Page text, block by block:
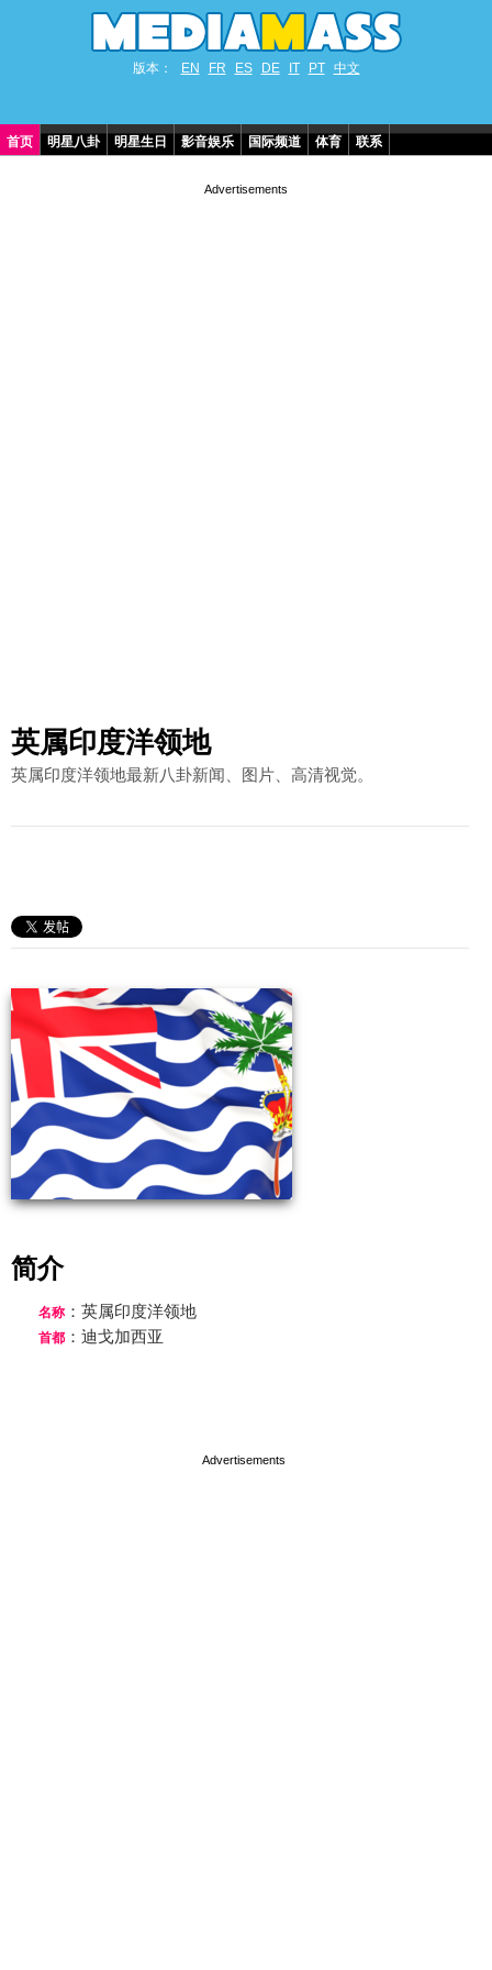
版本： EN FR ES DE IT PT 中文
首页 明星八卦 明星生日 影音娱乐 国际频道 体育 联系
英属印度洋领地
英属印度洋领地最新八卦新闻、图片、高清视觉。
简介
名称 ：英属印度洋领地
首都 ：迪戈加西亚